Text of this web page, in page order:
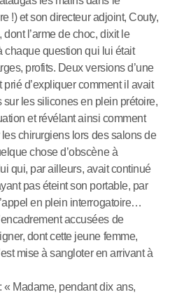
!) et son directeur adjoint, Couty,
l’arme de choc, dixit le
chaque question qui lui était
profits. Deux versions d’une
d’expliquer comment il avait
sur les silicones en plein prétoire,
et révélant ainsi comment
chirurgiens lors des salons de
chose d’obscène à
qui, par ailleurs, avait continué
pas éteint son portable, par
en plein interrogatoire…
accusées de
dont cette jeune femme,
mise à sangloter en arrivant à
« Madame, pendant dix ans,